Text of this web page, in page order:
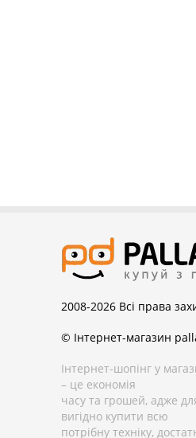
2008-2026 Всі права
© Інтернет-магазин
Інтернет-шопінг у
– це економія
часу та грошей, адже
вигідно купити всю
потрібну техніку,